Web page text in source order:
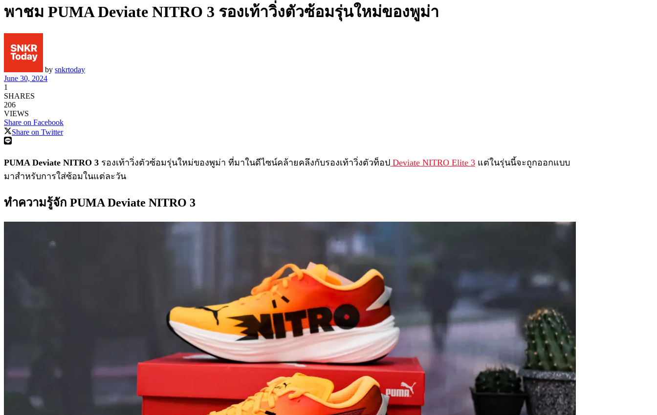
พาชม PUMA Deviate NITRO 3 รองเท้าวิ่งตัวซ้อมรุ่นใหม่ของพูม่า
by snkrtoday
June 30, 2024
1
SHARES
206
VIEWS
Share on Facebook
Share on Twitter
PUMA Deviate NITRO 3 รองเท้าวิ่งตัวซ้อมรุ่นใหม่ของพูม่า ที่มาในดีไซน์คล้ายคลึงกับรองเท้าวิ่งตัวท็อป Deviate NITRO Elite 3 แต่ในรุ่นนี้จะถูกออกแบบ
มาสำหรับการใส่ซ้อมในแต่ละวัน
ทำความรู้จัก PUMA Deviate NITRO 3